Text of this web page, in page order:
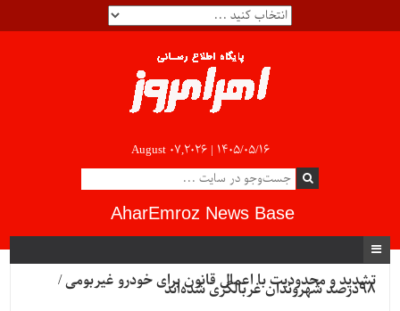
August 07,2026 | ۱۴۰۵/۰۵/۱۶
AharEmroz News Base
تشدید و محدودیت با اعمال قانون برای خودرو غیربومی /
۹۸درصد شهروندان غربالگری شده‌اند